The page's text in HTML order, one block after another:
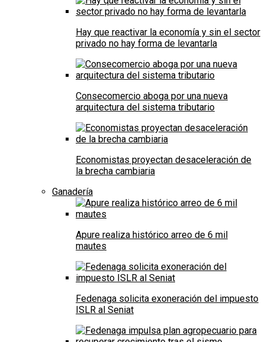
Hay que reactivar la economía y sin el sector
privado no hay forma de levantarla
Consecomercio aboga por una nueva
arquitectura del sistema tributario
Economistas proyectan desaceleración de
la brecha cambiaria
Ganadería
Apure realiza histórico arreo de 6 mil
mautes
Fedenaga solicita exoneración del impuesto
ISLR al Seniat